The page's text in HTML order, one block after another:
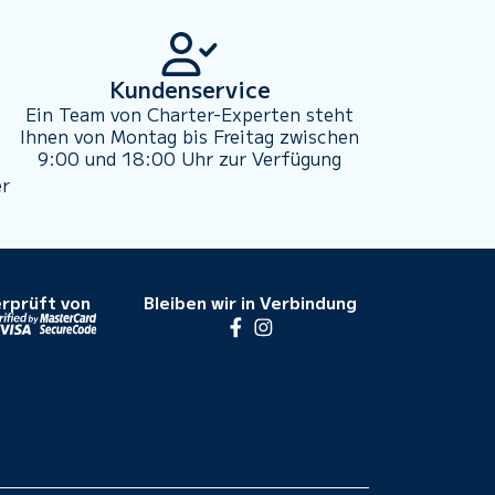
Kundenservice
Ein Team von Charter-Experten steht
Ihnen von Montag bis Freitag zwischen
9:00 und 18:00 Uhr zur Verfügung
von Bleiben wir in Verbindung